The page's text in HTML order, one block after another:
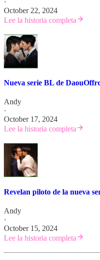
October 22, 2024
Lee la historia completa
Nueva serie BL de
Andy
·
October 17, 2024
Lee la historia completa
Revelan piloto de la nueva
Andy
·
October 15, 2024
Lee la historia completa